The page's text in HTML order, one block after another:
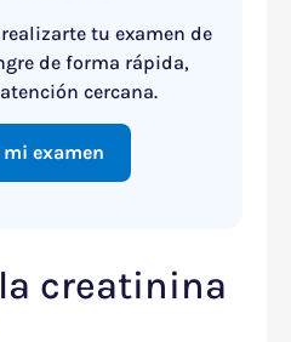
tu examen de
de forma rápida,
cercana.
examen
creatinina